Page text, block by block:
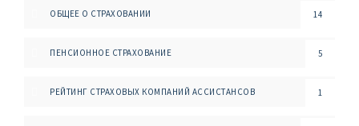
ОБЩЕЕ О СТРАХОВАНИИ 14
ПЕНСИОННОЕ СТРАХОВАНИЕ 5
РЕЙТИНГ СТРАХОВЫХ КОМПАНИЙ АССИСТАНСОВ 1